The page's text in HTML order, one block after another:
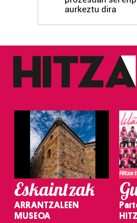
fitxategiak erabiltzen ditu. Zure
aurkeztu dira
Eskaintzak
ARRANTZALEEN
MUSEOA